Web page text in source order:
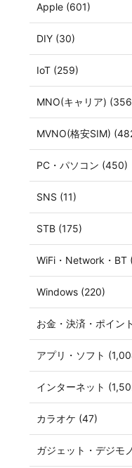
Apple (601)
DIY (30)
IoT (259)
MNO(キャリア)
MVNO(格安SIM)
PC・パソコン (450)
SNS (11)
STB (175)
WiFi・Network・BT
Windows (220)
お金・決済・ポイン
アプリ・ソフト
インターネット
カラオケ (47)
ガジェット・デジモ